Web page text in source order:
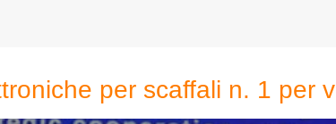
per scaffali n. 1 per